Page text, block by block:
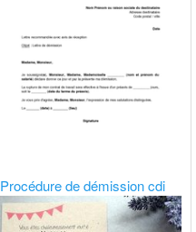
Procédure de démission cdi